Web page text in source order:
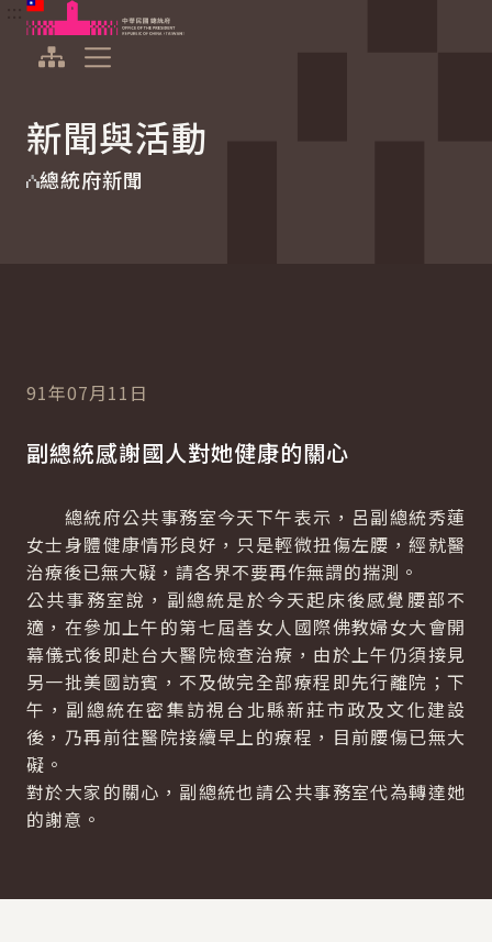
跳到主要內容
中華民國總統府
新聞與活動
總統府新聞
91年07月11日
副總統感謝國人對她健康的關心
總統府公共事務室今天下午表示，呂副總統秀蓮
女士身體健康情形良好，只是輕微扭傷左腰，經就醫
治療後已無大礙，請各界不要再作無謂的揣測。
公共事務室說，副總統是於今天起床後感覺腰部不
適，在參加上午的第七屆善女人國際佛教婦女大會開
幕儀式後即赴台大醫院檢查治療，由於上午仍須接見
另一批美國訪賓，不及做完全部療程即先行離院；下
午，副總統在密集訪視台北縣新莊市政及文化建設
後，乃再前往醫院接續早上的療程，目前腰傷已無大
礙。
對於大家的關心，副總統也請公共事務室代為轉達她
的謝意。